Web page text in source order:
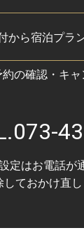
置可
CURL
がつづくレア
から宿泊プラ
約の確認・キャ
073-
定はお電話が
しておかけ直し